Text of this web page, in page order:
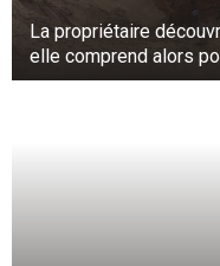
La propriétaire
elle comprend alors